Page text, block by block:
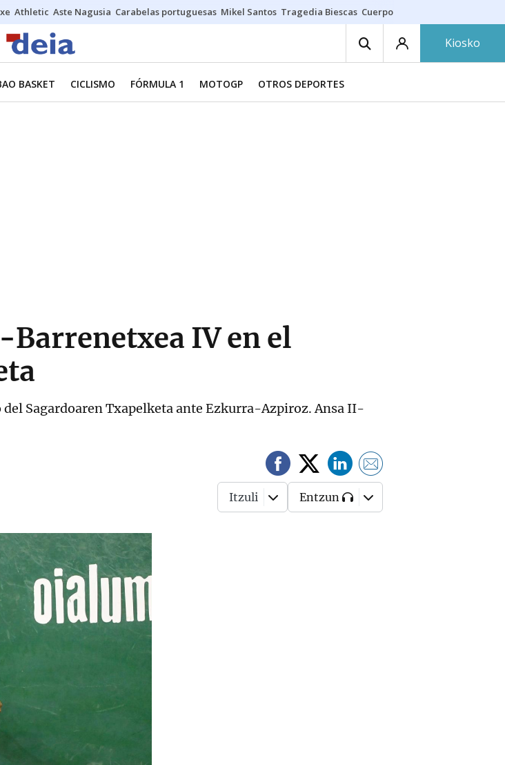
Athletic Aste Nagusia Carabelas portuguesas Mikel Santos Tragedia Biescas Cuerpo ría
Kiosko
BASKET CICLISMO FÓRMULA 1 MOTOGP OTROS DEPORTES
Barrenetxea IV en el
Sagardoaren Txapelketa ante Ezkurra-Azpiroz. Ansa II-
Itzuli Entzun